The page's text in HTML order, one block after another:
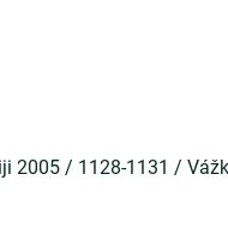
2005 / 1128-1131 /